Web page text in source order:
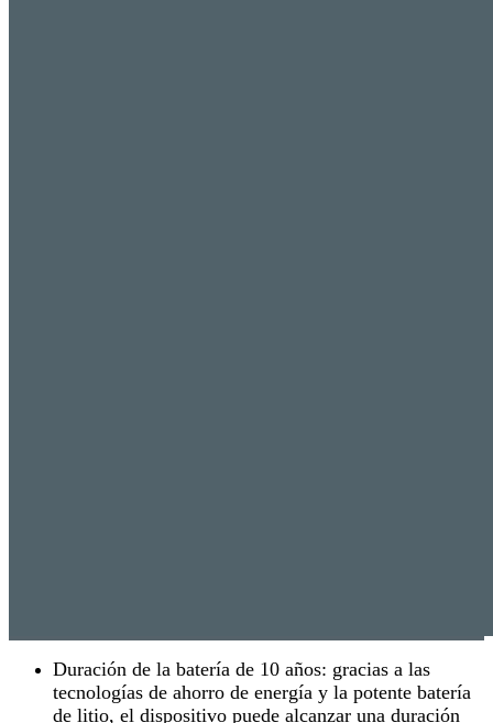
Duración de la batería de 10 años: gracias a las
tecnologías de ahorro de energía y la potente batería
de litio, el dispositivo puede alcanzar una duración